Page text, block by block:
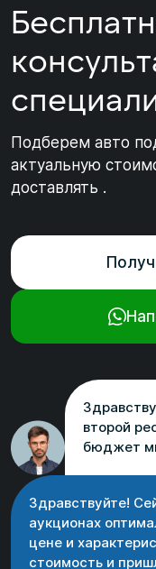
Подберем авто
актуальную
доставлять .
второй
бюджет
Здравствуйте!
аукционах
цене и
стоимость и